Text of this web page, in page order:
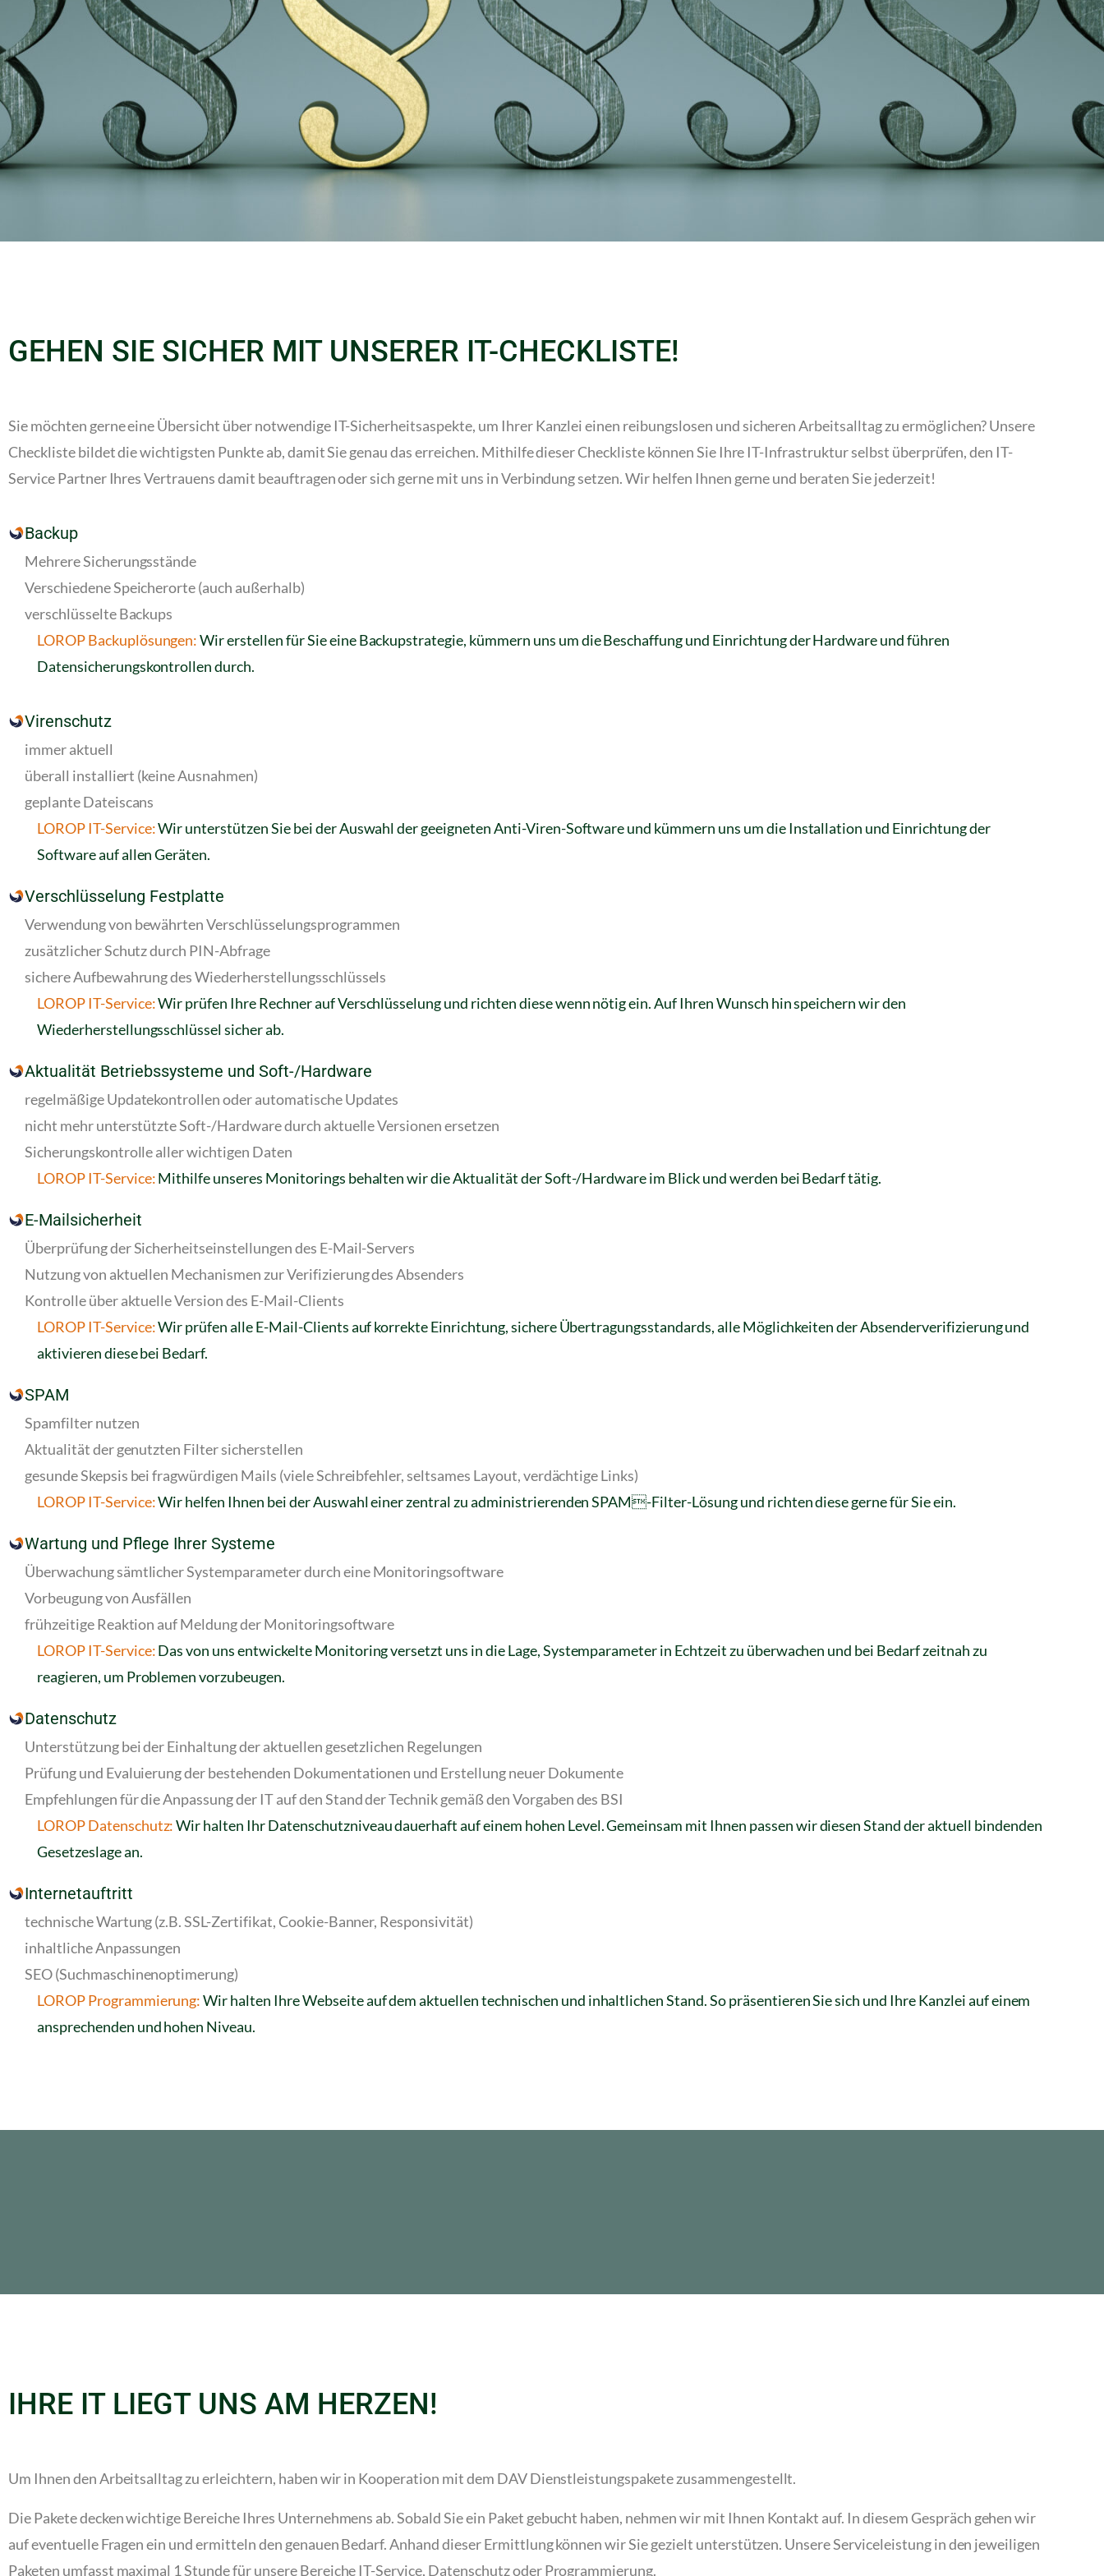
GEHEN SIE SICHER MIT UNSERER IT-CHECKLISTE!
Sie möchten gerne eine Übersicht über notwendige IT-Sicherheitsaspekte, um Ihrer Kanzlei einen reibungslosen und sicheren Arbeitsalltag zu ermöglichen? Unsere
Checkliste bildet die wichtigsten Punkte ab, damit Sie genau das erreichen. Mithilfe dieser Checkliste können Sie Ihre IT-Infrastruktur selbst überprüfen, den IT-
Service Partner Ihres Vertrauens damit beauftragen oder sich gerne mit uns in Verbindung setzen. Wir helfen Ihnen gerne und beraten Sie jederzeit!
Backup
Mehrere Sicherungsstände
Verschiedene Speicherorte (auch außerhalb)
verschlüsselte Backups
LOROP Backuplösungen:Wir erstellen für Sie eine Backupstrategie, kümmern uns um die Beschaffung und Einrichtung der Hardware und führen
Datensicherungskontrollen durch.
Virenschutz
immer aktuell
überall installiert (keine Ausnahmen)
geplante Dateiscans
LOROP IT-Service:Wir unterstützen Sie bei der Auswahl der geeigneten Anti-Viren-Software und kümmern uns um die Installation und Einrichtung der
Software auf allen Geräten.
Verschlüsselung Festplatte
Verwendung von bewährten Verschlüsselungsprogrammen
zusätzlicher Schutz durch PIN-Abfrage
sichere Aufbewahrung des Wiederherstellungsschlüssels
LOROP IT-Service:Wir prüfen Ihre Rechner auf Verschlüsselung und richten diese wenn nötig ein. Auf Ihren Wunsch hin speichern wir den
Wiederherstellungsschlüssel sicher ab.
Aktualität Betriebssysteme und Soft-/Hardware
regelmäßige Updatekontrollen oder automatische Updates
nicht mehr unterstützte Soft-/Hardware durch aktuelle Versionen ersetzen
Sicherungskontrolle aller wichtigen Daten
LOROP IT-Service:Mithilfe unseres Monitorings behalten wir die Aktualität der Soft-/Hardware im Blick und werden bei Bedarf tätig.
E-Mailsicherheit
Überprüfung der Sicherheitseinstellungen des E-Mail-Servers
Nutzung von aktuellen Mechanismen zur Verifizierung des Absenders
Kontrolle über aktuelle Version des E-Mail-Clients
LOROP IT-Service:Wir prüfen alle E-Mail-Clients auf korrekte Einrichtung, sichere Übertragungsstandards, alle Möglichkeiten der Absenderverifizierung und
aktivieren diese bei Bedarf.
SPAM
Spamfilter nutzen
Aktualität der genutzten Filter sicherstellen
gesunde Skepsis bei fragwürdigen Mails (viele Schreibfehler, seltsames Layout, verdächtige Links)
LOROP IT-Service:Wir helfen Ihnen bei der Auswahl einer zentral zu administrierenden SPAM-Filter-Lösung und richten diese gerne für Sie ein.
Wartung und Pflege Ihrer Systeme
Überwachung sämtlicher Systemparameter durch eine Monitoringsoftware
Vorbeugung von Ausfällen
frühzeitige Reaktion auf Meldung der Monitoringsoftware
LOROP IT-Service:Das von uns entwickelte Monitoring versetzt uns in die Lage, Systemparameter in Echtzeit zu überwachen und bei Bedarf zeitnah zu
reagieren, um Problemen vorzubeugen.
Datenschutz
Unterstützung bei der Einhaltung der aktuellen gesetzlichen Regelungen
Prüfung und Evaluierung der bestehenden Dokumentationen und Erstellung neuer Dokumente
Empfehlungen für die Anpassung der IT auf den Stand der Technik gemäß den Vorgaben des BSI
LOROP Datenschutz:Wir halten Ihr Datenschutzniveau dauerhaft auf einem hohen Level. Gemeinsam mit Ihnen passen wir diesen Stand der aktuell bindenden
Gesetzeslage an.
Internetauftritt
technische Wartung (z.B. SSL-Zertifikat, Cookie-Banner, Responsivität)
inhaltliche Anpassungen
SEO (Suchmaschinenoptimerung)
LOROP Programmierung:Wir halten Ihre Webseite auf dem aktuellen technischen und inhaltlichen Stand. So präsentieren Sie sich und Ihre Kanzlei auf einem
ansprechenden und hohen Niveau.
IHRE IT LIEGT UNS AM HERZEN!
Um Ihnen den Arbeitsalltag zu erleichtern, haben wir in Kooperation mit dem DAV Dienstleistungspakete zusammengestellt.
Die Pakete decken wichtige Bereiche Ihres Unternehmens ab. Sobald Sie ein Paket gebucht haben, nehmen wir mit Ihnen Kontakt auf. In diesem Gespräch gehen wir
auf eventuelle Fragen ein und ermitteln den genauen Bedarf. Anhand dieser Ermittlung können wir Sie gezielt unterstützen. Unsere Serviceleistung in den jeweiligen
Paketen umfasst maximal 1 Stunde für unsere Bereiche IT-Service, Datenschutz oder Programmierung.